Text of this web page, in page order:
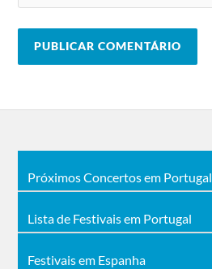
Próximos Concertos em Portugal
Lista de Festivais em Portugal
Festivais em Espanha